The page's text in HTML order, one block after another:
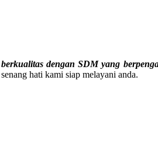
dengan SDM yang
hati kami siap melayani anda.